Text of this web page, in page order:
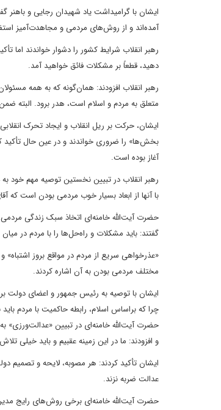
ایشان با گرامیداشت یاد شهیدان رجایی و
آمده‌اند و از روش‌های مردمی و مجاهدت‌آمیز
رهبر انقلاب شرایط کشور را دشوار خواندند اما
دهید، قطعاً بر مشکلات فائق خواهید آمد.
رهبر انقلاب افزودند: همان‌گونه که به همه
متعلق به مردم و اسلام است، هدر برود. البته
ایشان، حرکت بر ریل انقلاب و ایجاد تحرک
بخش‌ها» را ضروری خواندند و در عین حال تأکید
آغاز بوده است.
رهبر انقلاب در تبیین نخستین توصیه مهم خود
با آنها از ابعاد بسیار خوب مردمی بودن است که
حضرت آیت‌الله خامنه‌ای اتخاذ سبک زندگی مردمی،
گفتند: باید مشکلات و راه‌حل‌ها را با مردم در
«عذرخواهی سریع از مردم در مواقع بروز اشتباه»
مختلف مردمی بودن به آن اشاره کردند.
ایشان با توصیه به رئیس جمهور و اعضای دولت
چرا که براساس اسلام، رابطه حاکمیت با مردم باید
حضرت آیت‌الله خامنه‌ای در تبیین «عدالت‌ورزی»
و افزودند: ما در این زمینه عقبیم و باید خیلی
ایشان تأکید کردند: هر مصوبه، لایحه و تصمیم
عدالت ضربه نزند.
حضرت آیت‌الله خامنه‌ای برخی روش‌های رایج